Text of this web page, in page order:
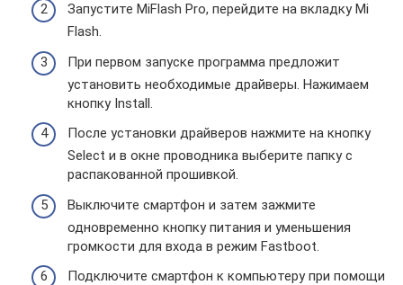
Запустите MiFlash Pro, перейдите на вкладку Mi
Flash.
При первом запуске программа предложит
установить необходимые драйверы. Нажимаем
кнопку Install.
После установки драйверов нажмите на кнопку
Select и в окне проводника выберите папку с
распакованной прошивкой.
Выключите смартфон и затем зажмите
одновременно кнопку питания и уменьшения
громкости для входа в режим Fastboot.
Подключите смартфон к компьютеру при помощи